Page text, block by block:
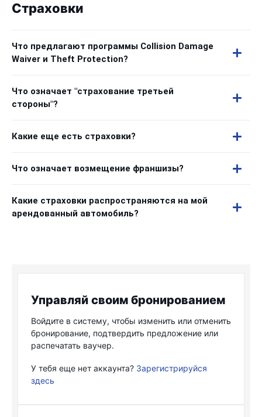
Страховки
Что предлагают программы Collision Damage
Waiver и Theft Protection?
Что означает "страхование третьей
стороны"?
Какие еще есть страховки?
Что означает возмещение франшизы?
Какие страховки распространяются на мой
арендованный автомобиль?
Управляй своим бронированием
Войдите в систему, чтобы изменить или отменить
бронирование, подтвердить предложение или
распечатать ваучер.
У тебя еще нет аккаунта? Зарегистрируйся
здесь